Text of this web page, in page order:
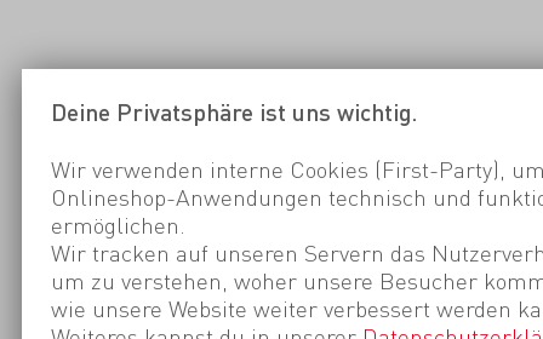
Deine Privatsphäre ist uns wichtig.
Wir verwenden interne Cookies (First-Party),
Onlineshop-Anwendungen technisch und
ermöglichen.
Wir tracken auf unseren Servern das
um zu verstehen, woher unsere Besucher
wie unsere Website weiter verbessert werden